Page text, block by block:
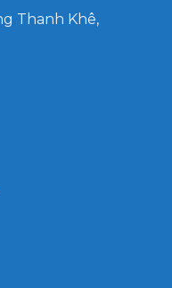
Thanh Khê,